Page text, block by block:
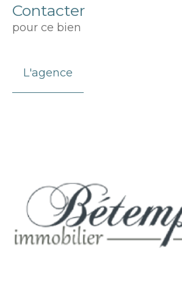
Contacter
pour ce bien
L'agence